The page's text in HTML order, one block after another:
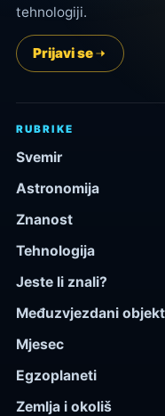
tehnologiji.
Prijavi se
RUBRIKE
Svemir
Astronomija
Znanost
Tehnologija
Jeste li znali?
Međuzvjezdani
Mjesec
Egzoplaneti
Zemlja i okoliš